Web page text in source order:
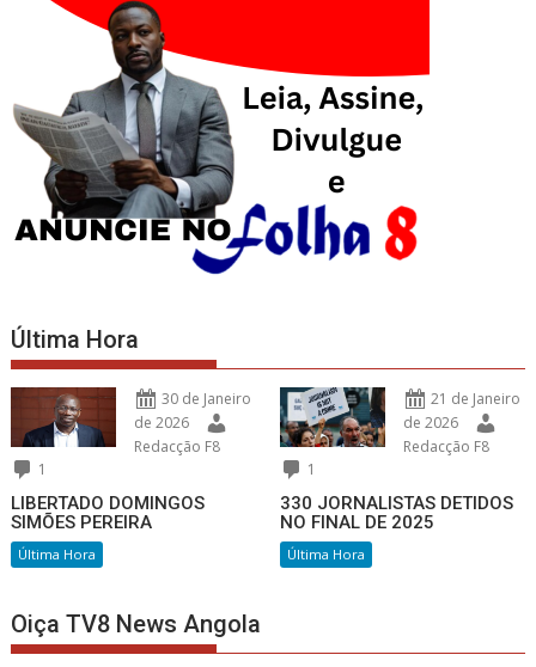
Última Hora
30 de Janeiro
de 2026
Redacção F8
1
LIBERTADO DOMINGOS
SIMÕES PEREIRA
Última Hora
21 de Janeiro
de 2026
Redacção F8
1
330 JORNALISTAS DETIDOS
NO FINAL DE 2025
Última Hora
Oiça TV8 News Angola